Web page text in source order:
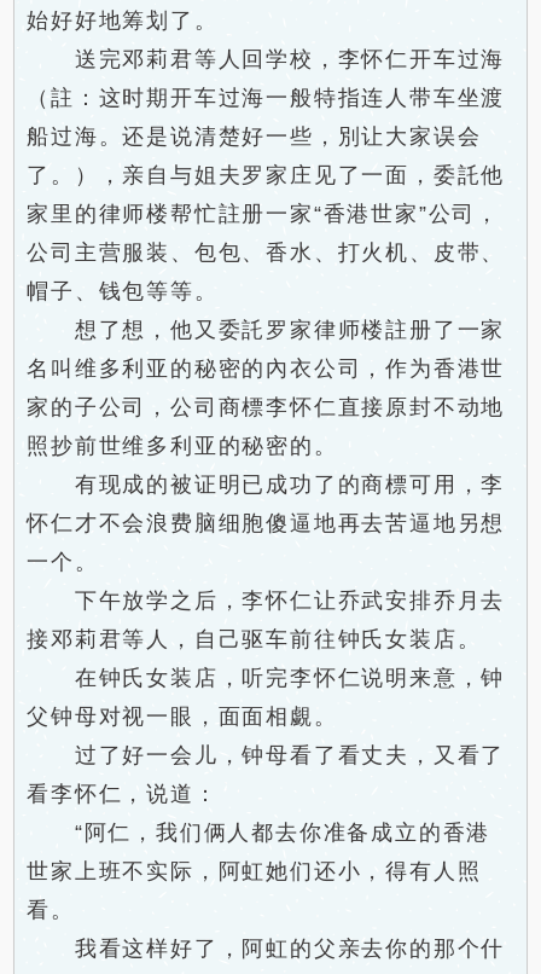
始好好地筹划了。
送完邓莉君等人回学校，李怀仁开车过海
（註：这时期开车过海一般特指连人带车坐渡
船过海。还是说清楚好一些，別让大家误会
了。），亲自与姐夫罗家庄见了一面，委託他
家里的律师楼帮忙註册一家“香港世家”公司，
公司主营服装、包包、香水、打火机、皮带、
帽子、钱包等等。
想了想，他又委託罗家律师楼註册了一家
名叫维多利亚的秘密的內衣公司，作为香港世
家的子公司，公司商標李怀仁直接原封不动地
照抄前世维多利亚的秘密的。
有现成的被证明已成功了的商標可用，李
怀仁才不会浪费脑细胞傻逼地再去苦逼地另想
一个。
下午放学之后，李怀仁让乔武安排乔月去
接邓莉君等人，自己驱车前往钟氏女装店。
在钟氏女装店，听完李怀仁说明来意，钟
父钟母对视一眼，面面相覷。
过了好一会儿，钟母看了看丈夫，又看了
看李怀仁，说道：
“阿仁，我们俩人都去你准备成立的香港
世家上班不实际，阿虹她们还小，得有人照
看。
我看这样好了，阿虹的父亲去你的那个什